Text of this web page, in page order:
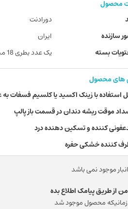
محصول
دورادنت
سازنده
ایران
بسته
یک عدد بطری 18 میلی لیتری
های محصول
استفاده با زینک اکسید یا کلسیم فسفات
موقت ریشه دندان در قسمت باز پالپ
کننده و تسکین دهنده درد
کننده خشکی حفره
موجود نمی باشد
از طریق پیامک اطلاع بده
زمانیکه محصول موجود شد